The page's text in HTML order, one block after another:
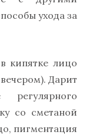
ухода за
кипятке лицо
Дарит
со сметаной
пигментация